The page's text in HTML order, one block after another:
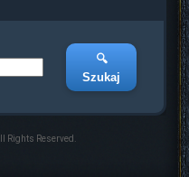
🔍
Szukaj
Rights Reserved.